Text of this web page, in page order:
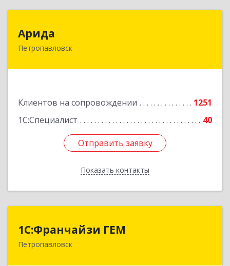
Арида
Петропавловск
Клиентов на сопровождении
1251
1С:Специалист
40
Отправить заявку
Показать контакты
150013, Казахстан, СКО, г.Петропавловск,
Отправить заявку
Назад
1С:Франчайзи ГЕМ
Петропавловск